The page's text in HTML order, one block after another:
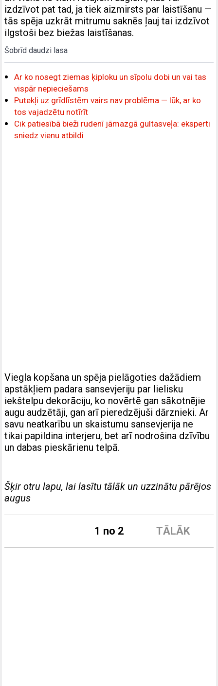
izdzīvot pat tad, ja tiek aizmirsts par laistīšanu —
tās spēja uzkrāt mitrumu saknēs ļauj tai izdzīvot
ilgstoši bez biežas laistīšanas.
Šobrīd daudzi lasa
Ar ko nosegt ziemas ķiploku un sīpolu dobi un vai tas
vispār nepieciešams
Putekļi uz grīdlīstēm vairs nav problēma — lūk, ar ko
tos vajadzētu notīrīt
Cik patiesībā bieži rudenī jāmazgā gultasveļa: eksperti
sniedz vienu atbildi
Viegla kopšana un spēja pielāgoties dažādiem
apstākļiem padara sansevjeriju par lielisku
iekštelpu dekorāciju, ko novērtē gan sākotnējie
augu audzētāji, gan arī pieredzējuši dārznieki. Ar
savu neatkarību un skaistumu sansevjerija ne
tikai papildina interjeru, bet arī nodrošina dzīvību
un dabas pieskārienu telpā.
Šķir otru lapu, lai lasītu tālāk un uzzinātu pārējos
augus
TĀLĀK
1 no 2